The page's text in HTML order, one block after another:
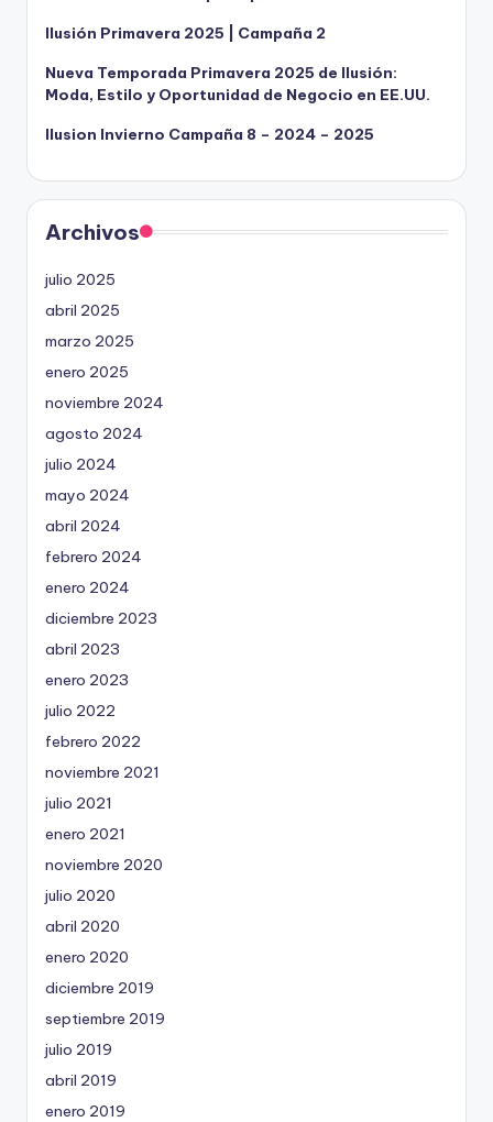
Ilusión Primavera 2025 | Campaña 2
Nueva Temporada Primavera 2025 de Ilusión:
Moda, Estilo y Oportunidad de Negocio en EE.UU.
Ilusion Invierno Campaña 8 – 2024 – 2025
Archivos
julio 2025
abril 2025
marzo 2025
enero 2025
noviembre 2024
agosto 2024
julio 2024
mayo 2024
abril 2024
febrero 2024
enero 2024
diciembre 2023
abril 2023
enero 2023
julio 2022
febrero 2022
noviembre 2021
julio 2021
enero 2021
noviembre 2020
julio 2020
abril 2020
enero 2020
diciembre 2019
septiembre 2019
julio 2019
abril 2019
enero 2019